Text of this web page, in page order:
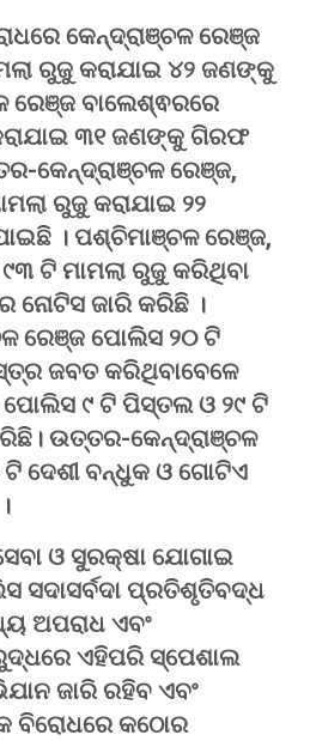
କେନ୍ଦ୍ରାଞ୍ଚଳ ରେଞ୍ଜ
ରୁଜୁ କରାଯାଇ ୪୨ ଜଣଙ୍କୁ
ରେଞ୍ଜ ବାଲେଶ୍ଵରରେ
୩୧ ଜଣଙ୍କୁ ଗିରଫ
କେନ୍ଦ୍ରାଞ୍ଚଳ ରେଞ୍ଜ,
ରୁଜୁ କରାଯାଇ ୨୨
। ପଶ୍ଚିମାଞ୍ଚଳ ରେଞ୍ଜ,
ଟି ମାମଲା ରୁଜୁ କରିଥିବା
ନୋଟିସ ଜାରି କରିଛି ।
ରେଞ୍ଜ ପୋଲିସ ୨୦ ଟି
ଜବତ କରିଥିବାବେଳେ
୯ ଟି ପିସ୍ତଲ ଓ ୨୯ ଟି
ଉତ୍ତର-କେନ୍ଦ୍ରାଞ୍ଚଳ
ଦେଶୀ ବନ୍ଧୁକ ଓ ଗୋଟିଏ
ଓ ସୁରକ୍ଷା ଯୋଗାଇ
ସଦାସର୍ବଦା ପ୍ରତିଶୃତିବଦ୍ଧ
ଅପରାଧ ଏବଂ
ଏହିପରି ସ୍ପେଶାଲ
ଜାରି ରହିବ ଏବଂ
ବିରୋଧରେ କଠୋର